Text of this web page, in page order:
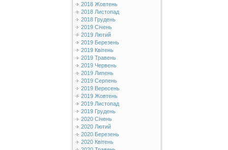
2018 Жовтень
2018 Листопад
2018 Грудень
2019 Січень
2019 Лютий
2019 Березень
2019 Квітень
2019 Травень
2019 Червень
2019 Липень
2019 Серпень
2019 Вересень
2019 Жовтень
2019 Листопад
2019 Грудень
2020 Січень
2020 Лютий
2020 Березень
2020 Квітень